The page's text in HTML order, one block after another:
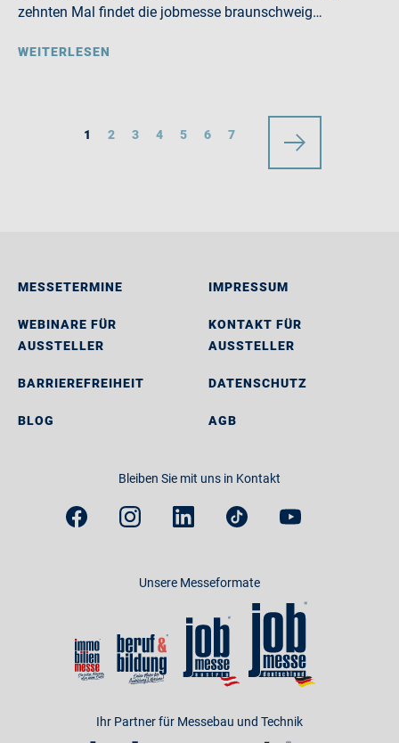
zehnten Mal findet die jobmesse braunschweig…
WEITERLESEN
1 2 3 4 5 6 7
MESSETERMINE
WEBINARE FÜR
AUSSTELLER
BARRIEREFREIHEIT
BLOG
IMPRESSUM
KONTAKT FÜR
AUSSTELLER
DATENSCHUTZ
AGB
Bleiben Sie mit uns in Kontakt
Unsere Messeformate
Ihr Partner für Messebau und Technik